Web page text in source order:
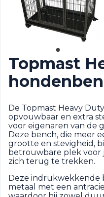
Topmast
De Topmast Heavy
opvouwbaar en extra
voor eigenaren van de
Deze bench, die meer
grootte en stevigheid,
betrouwbare plek voor
zich terug te trekken.
Deze indrukwekkende
metaal met een